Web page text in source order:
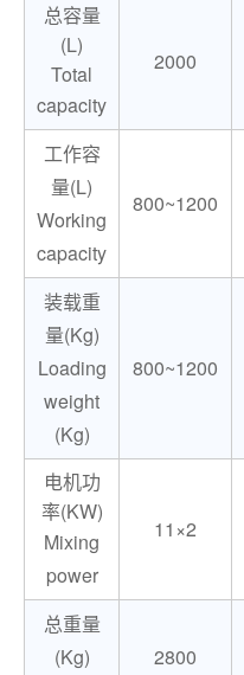
总容量
(L)
Total
capacity
2000
工作容
量(L)
Working
capacity
800~1200
装载重
量(Kg)
Loading
weight
(Kg)
800~1200
电机功
率(KW)
Mixing
power
11×2
总重量
(Kg)
2800